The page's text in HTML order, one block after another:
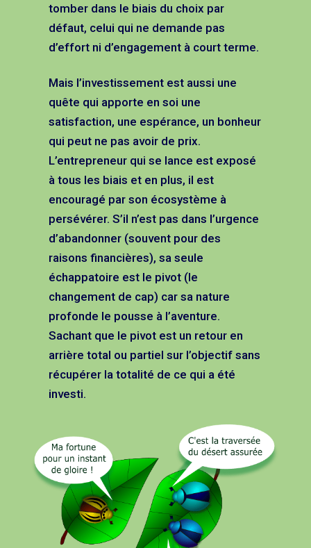
tomber dans le biais du choix par
défaut, celui qui ne demande pas
d’effort ni d’engagement à court terme.
Mais l’investissement est aussi une
quête qui apporte en soi une
satisfaction, une espérance, un bonheur
qui peut ne pas avoir de prix.
L’entrepreneur qui se lance est exposé
à tous les biais et en plus, il est
encouragé par son écosystème à
persévérer. S’il n’est pas dans l’urgence
d’abandonner (souvent pour des
raisons financières), sa seule
échappatoire est le pivot (le
changement de cap) car sa nature
profonde le pousse à l’aventure.
Sachant que le pivot est un retour en
arrière total ou partiel sur l’objectif sans
récupérer la totalité de ce qui a été
investi.